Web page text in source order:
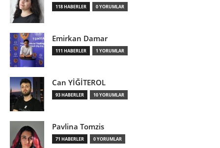
118 HABERLER 0 YORUMLAR
Emirkan Damar
111 HABERLER 1 YORUMLAR
Can YİĞİTEROL
93 HABERLER 10 YORUMLAR
Pavlina Tomzis
71 HABERLER 0 YORUMLAR